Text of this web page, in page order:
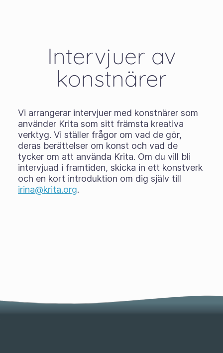
Intervjuer av
konstnärer
Vi arrangerar intervjuer med konstnärer som
använder Krita som sitt främsta kreativa
verktyg. Vi ställer frågor om vad de gör,
deras berättelser om konst och vad de
tycker om att använda Krita. Om du vill bli
intervjuad i framtiden, skicka in ett konstverk
och en kort introduktion om dig själv till
irina@krita.org.